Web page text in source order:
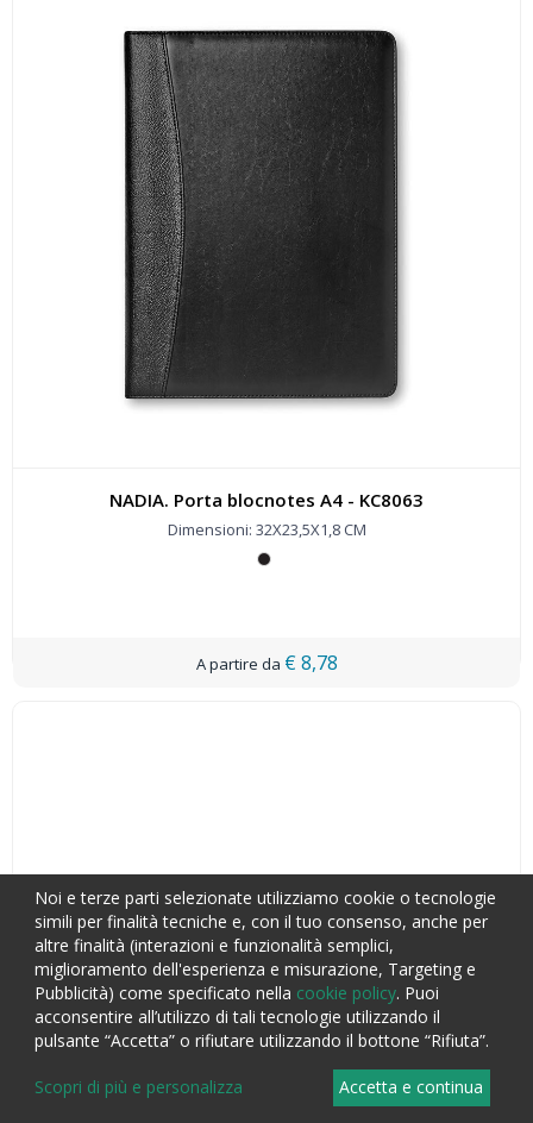
NADIA. Porta blocnotes A4 - KC8063
Dimensioni: 32X23,5X1,8 CM
€ 8,78
Noi e terze parti selezionate utilizziamo cookie o tecnologie
simili per finalità tecniche e, con il tuo consenso, anche per
altre finalità (interazioni e funzionalità semplici,
miglioramento dell'esperienza e misurazione, Targeting e
Pubblicità) come specificato nella cookie policy. Puoi
acconsentire all’utilizzo di tali tecnologie utilizzando il
pulsante “Accetta” o rifiutare utilizzando il bottone “Rifiuta”.
Scopri di più e personalizza Accetta e continua